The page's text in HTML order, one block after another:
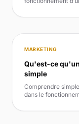
MARKETING
Qu'est-ce
simple
Comprendre
dans le